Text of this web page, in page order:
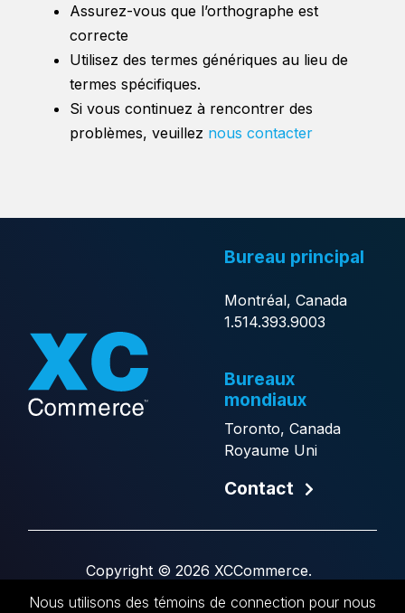
Assurez-vous que l’orthographe est
correcte
Utilisez des termes génériques au lieu de
termes spécifiques.
Si vous continuez à rencontrer des
problèmes, veuillez nous contacter
Bureau principal
Montréal, Canada
1.514.393.9003
Bureaux
mondiaux
Toronto, Canada
Royaume Uni
Contact
Copyright © 2026 XCCommerce.
Site Web par
Nous utilisons des témoins de connection pour nous